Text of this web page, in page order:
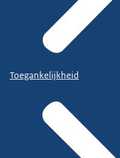
Toegankelijkheid